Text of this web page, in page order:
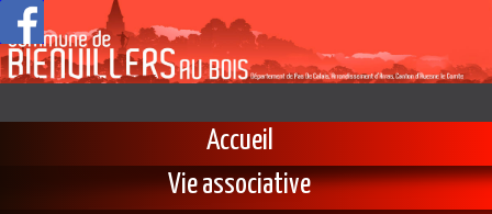
Accueil
Vie associative